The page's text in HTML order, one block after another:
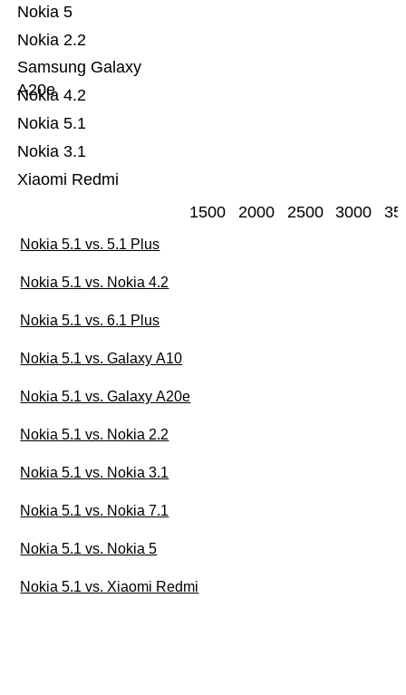
Xiaomi Redmi
Nokia 3.1
Nokia 5.1
Nokia 4.2
Samsung Galaxy
A20e
Nokia 2.2
Nokia 5
1500 2000 2500 3000
Nokia 5.1 vs. 5.1 Plus
Nokia 5.1 vs. Nokia 4.2
Nokia 5.1 vs. 6.1 Plus
Nokia 5.1 vs. Galaxy A10
Nokia 5.1 vs. Galaxy A20e
Nokia 5.1 vs. Nokia 2.2
Nokia 5.1 vs. Nokia 3.1
Nokia 5.1 vs. Nokia 7.1
Nokia 5.1 vs. Nokia 5
Nokia 5.1 vs. Xiaomi Redmi